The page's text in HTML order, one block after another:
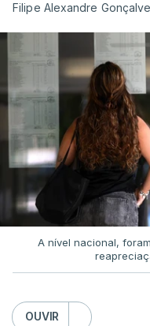
Filipe Alexandre
A nível nacional,
OUVIR